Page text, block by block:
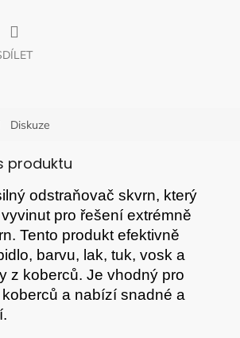
Diskuze
produktu
odstraňovač skvrn, který
pro řešení extrémně
Tento produkt efektivně
barvu, lak, tuk, vosk a
z koberců. Je vhodný pro
a nabízí snadné a